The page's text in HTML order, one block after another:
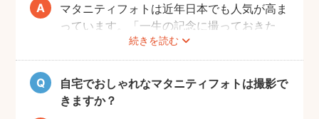
続きを読む
マタニティフォトは近年日本でも人気が高ま
っています。「一生の記念に撮っておきた
い」と考える方が増えているようです。
また、マタニティフォトを撮るべきか迷って
いらっしゃる方の多くに、「衣装がはずかし
い」「素肌を見られたくない」と考える方も
多いようです。
自宅でおしゃれなマタニティフォトは撮影で
きますか？